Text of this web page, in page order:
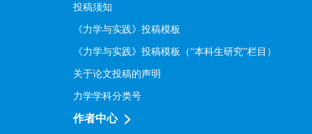
投稿须知
《力学与实践》投稿模板
《力学与实践》投稿模板（“本科生研究”栏目）
关于论文投稿的声明
力学学科分类号
作者中心